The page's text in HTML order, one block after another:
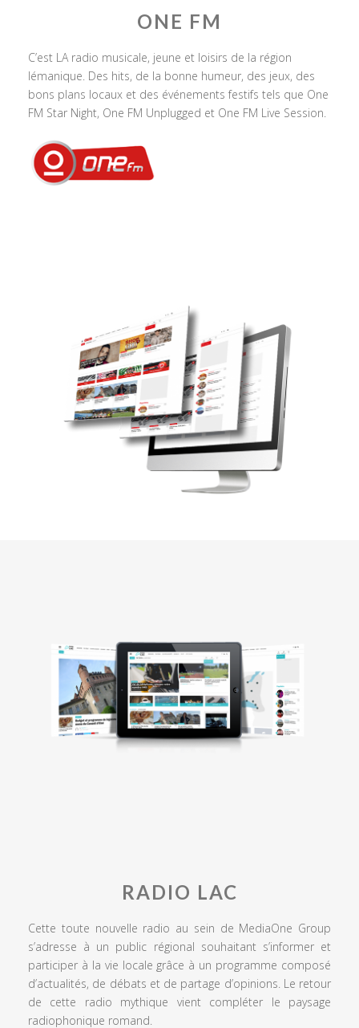
ONE FM
C’est LA radio musicale, jeune et loisirs de la région
lémanique. Des hits, de la bonne humeur, des jeux, des
bons plans locaux et des événements festifs tels que One
FM Star Night, One FM Unplugged et One FM Live Session.
RADIO LAC
Cette toute nouvelle radio au sein de MediaOne Group
s’adresse à un public régional souhaitant s’informer et
participer à la vie locale grâce à un programme composé
d’actualités, de débats et de partage d’opinions. Le retour
de cette radio mythique vient compléter le paysage
radiophonique romand.